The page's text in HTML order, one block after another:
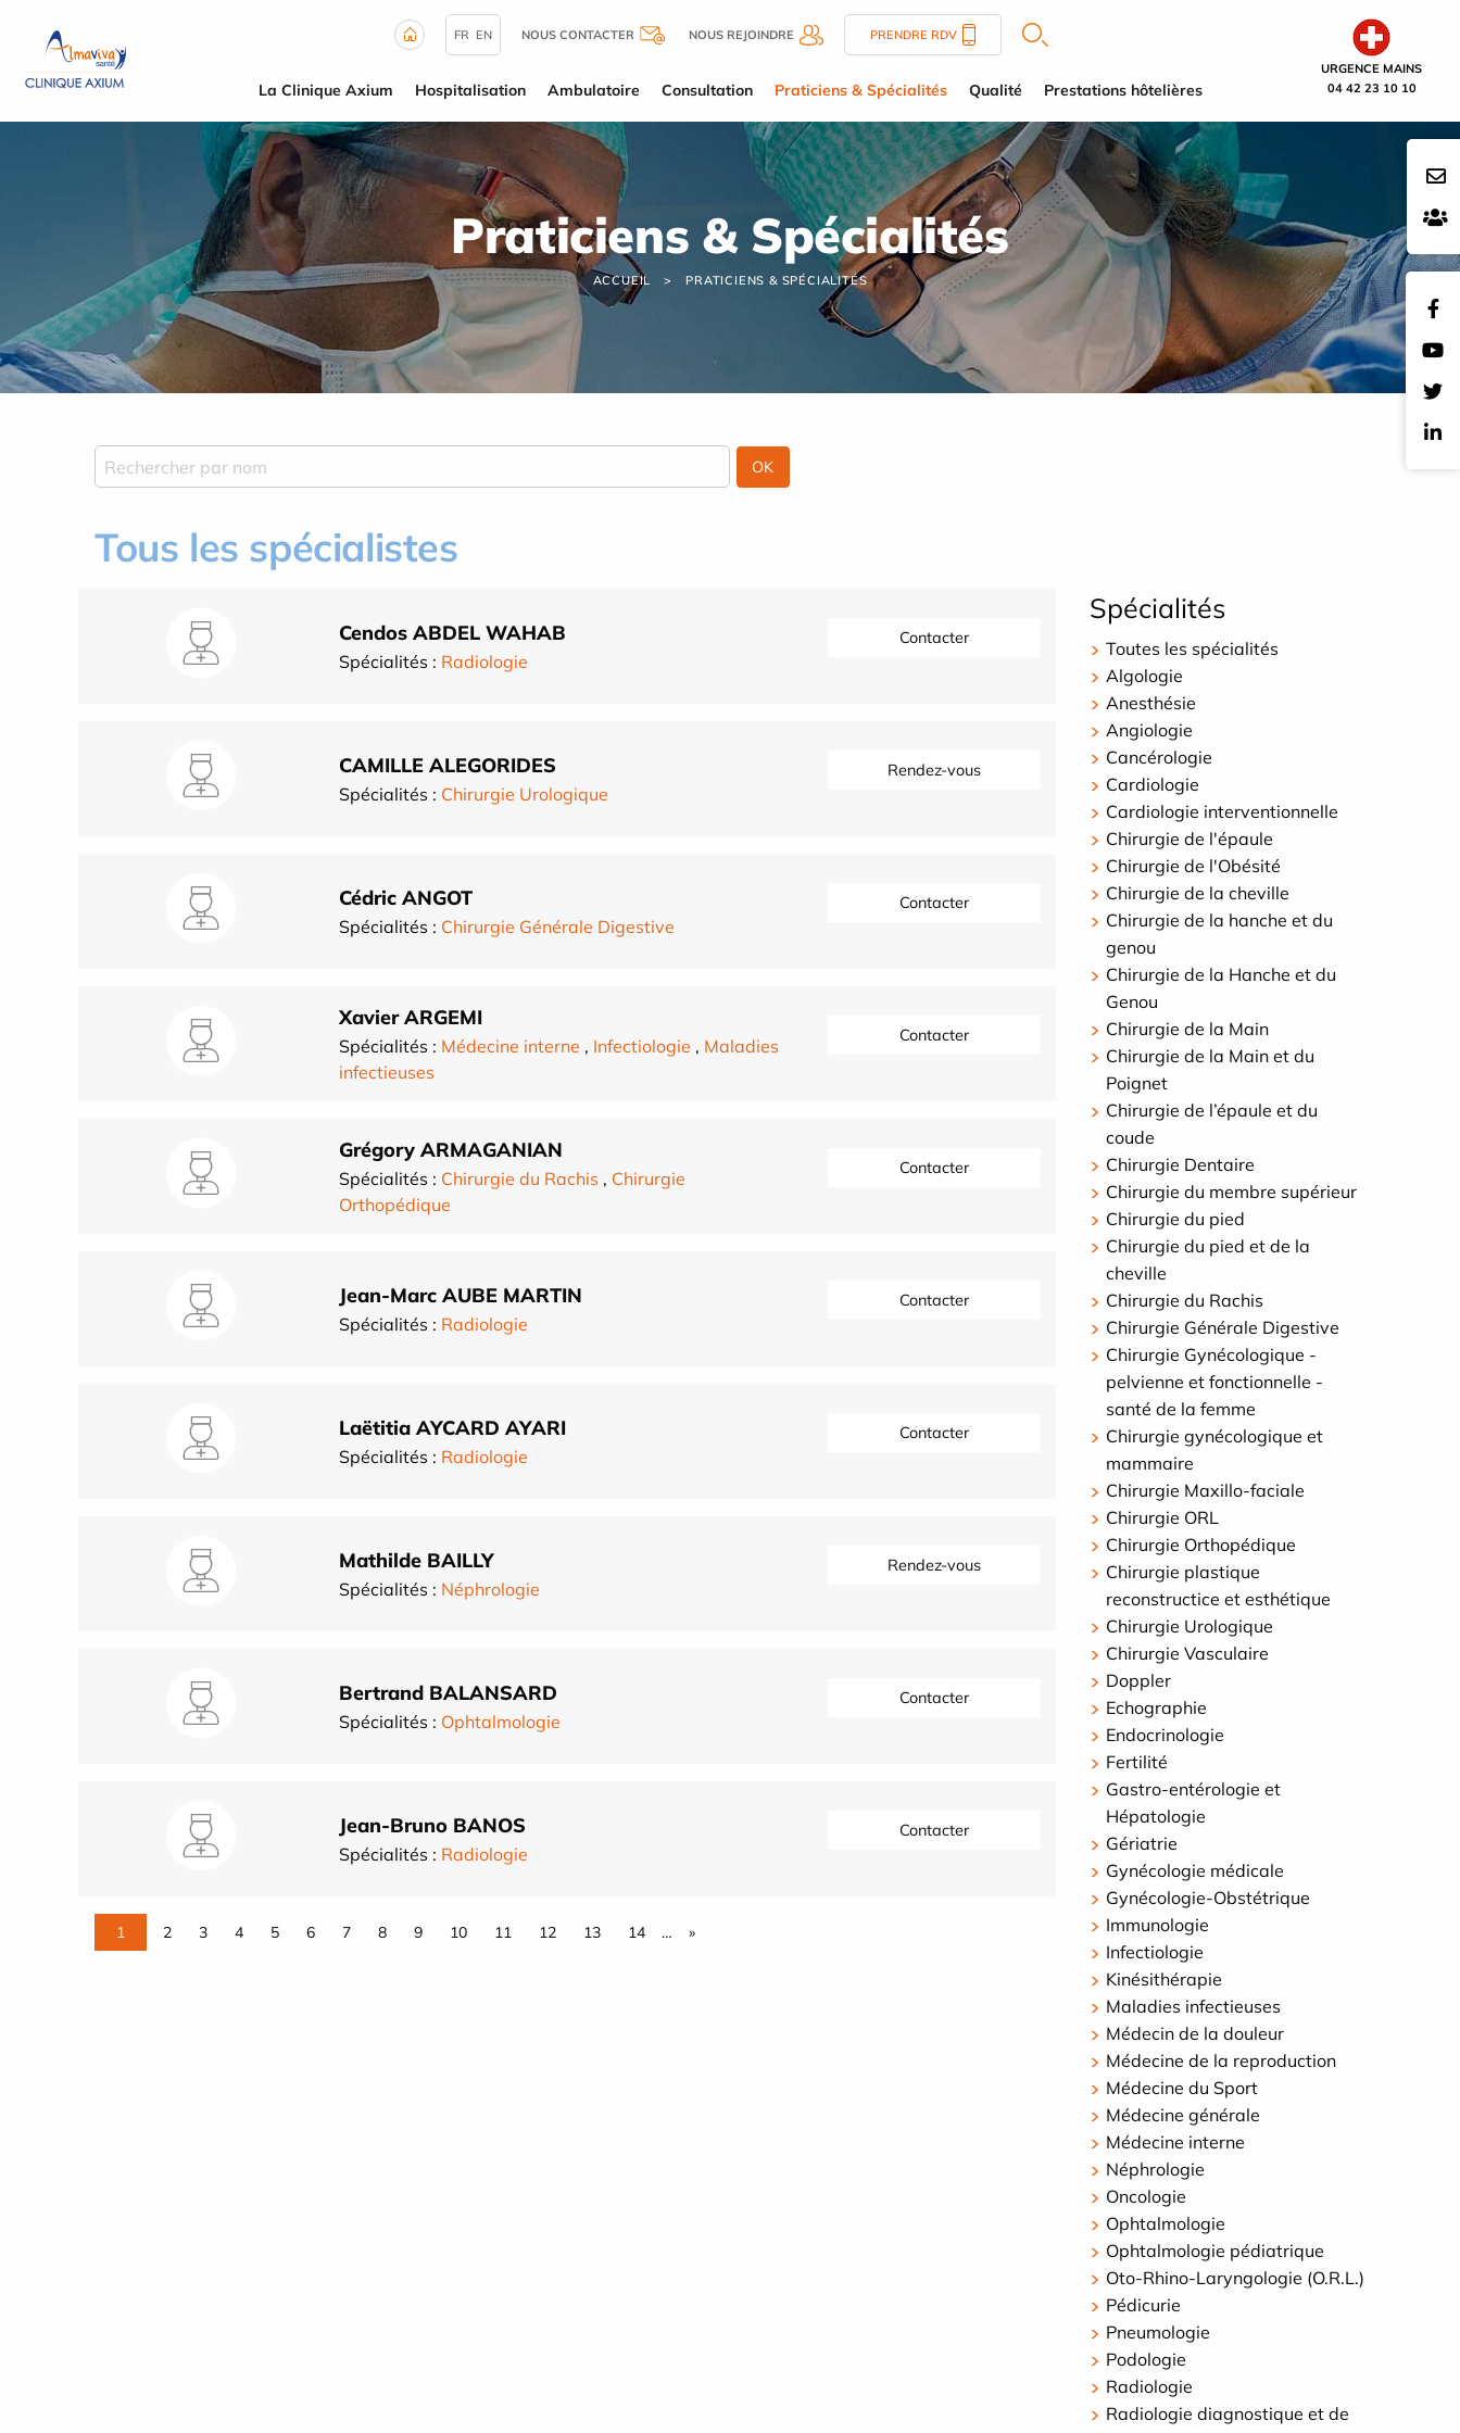
URGENCE MAINS
04 42 23 10 10
FR EN NOUS CONTACTER NOUS REJOINDRE PRENDRE RDV
La Clinique Axium Hospitalisation Ambulatoire Consultation Praticiens & Spécialités Qualité Prestations hôtelières
Praticiens & Spécialités
ACCUEIL PRATICIENS & SPÉCIALITÉS
Tous les spécialistes
Cendos ABDEL WAHAB
Spécialités : Radiologie
Contacter
CAMILLE ALEGORIDES
Spécialités : Chirurgie Urologique
Rendez-vous
Cédric ANGOT
Spécialités : Chirurgie Générale Digestive
Contacter
Xavier ARGEMI
Spécialités : Médecine interne , Infectiologie , Maladies
infectieuses
Contacter
Grégory ARMAGANIAN
Spécialités : Chirurgie du Rachis , Chirurgie
Orthopédique
Contacter
Jean-Marc AUBE MARTIN
Spécialités : Radiologie
Contacter
Laëtitia AYCARD AYARI
Spécialités : Radiologie
Contacter
Mathilde BAILLY
Spécialités : Néphrologie
Rendez-vous
Bertrand BALANSARD
Spécialités : Ophtalmologie
Contacter
Jean-Bruno BANOS
Spécialités : Radiologie
Contacter
1 2 3 4 5 6 7 8 9 10 11 12 13 14 … »
Spécialités
Toutes les spécialités
Algologie
Anesthésie
Angiologie
Cancérologie
Cardiologie
Cardiologie interventionnelle
Chirurgie de l'épaule
Chirurgie de l'Obésité
Chirurgie de la cheville
Chirurgie de la hanche et du
genou
Chirurgie de la Hanche et du
Genou
Chirurgie de la Main
Chirurgie de la Main et du
Poignet
Chirurgie de l’épaule et du
coude
Chirurgie Dentaire
Chirurgie du membre supérieur
Chirurgie du pied
Chirurgie du pied et de la
cheville
Chirurgie du Rachis
Chirurgie Générale Digestive
Chirurgie Gynécologique -
pelvienne et fonctionnelle -
santé de la femme
Chirurgie gynécologique et
mammaire
Chirurgie Maxillo-faciale
Chirurgie ORL
Chirurgie Orthopédique
Chirurgie plastique
reconstructice et esthétique
Chirurgie Urologique
Chirurgie Vasculaire
Doppler
Echographie
Endocrinologie
Fertilité
Gastro-entérologie et
Hépatologie
Gériatrie
Gynécologie médicale
Gynécologie-Obstétrique
Immunologie
Infectiologie
Kinésithérapie
Maladies infectieuses
Médecin de la douleur
Médecine de la reproduction
Médecine du Sport
Médecine générale
Médecine interne
Néphrologie
Oncologie
Ophtalmologie
Ophtalmologie pédiatrique
Oto-Rhino-Laryngologie (O.R.L.)
Pédicurie
Pneumologie
Podologie
Radiologie
Radiologie diagnostique et de